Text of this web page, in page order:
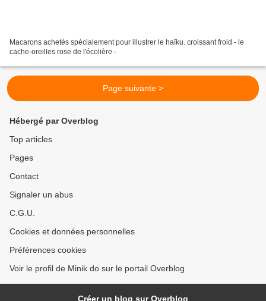
Macarons achetés spécialement pour illustrer le haïku. croissant froid - le
cache-oreilles rose de l'écolière -
Page suivante >
Hébergé par Overblog
Top articles
Pages
Contact
Signaler un abus
C.G.U.
Cookies et données personnelles
Préférences cookies
Voir le profil de Minik do sur le portail Overblog
Créer un blog sur Overblog